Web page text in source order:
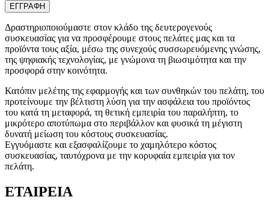
ΕΓΓΡΑΦΗ
Δραστηριοποιούμαστε στον κλάδο της δευτερογενούς
συσκευασίας για να προσφέρουμε στους πελάτες μας και τα
προϊόντα τους αξία, μέσω της συνεχούς συσσωρευόμενης γνώσης,
της ψηφιακής τεχνολογίας, με γνώμονα τη βιωσιμότητα και την
προσφορά στην κοινότητα.
Κατόπιν μελέτης της εφαρμογής και των συνθηκών του πελάτη, του
προτείνουμε την βέλτιστη λύση για την ασφάλεια του προϊόντος
του κατά τη μεταφορά, τη θετική εμπειρία του παραλήπτη, το
μικρότερο αποτύπωμα στο περιβάλλον και φυσικά τη μέγιστη
δυνατή μείωση του κόστους συσκευασίας.
Εγγυόμαστε και εξασφαλίζουμε το χαμηλότερο κόστος
συσκευασίας, ταυτόχρονα με την κορυφαία εμπειρία για τον
πελάτη.
ΕΤΑΙΡΕΙΑ